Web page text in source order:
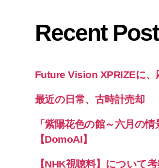
Recent
Future Vision XPRIZEに
最近の日常、古時計売却
「紫陽花色の館～六月の
【DomoAI】
【NHK視聴料】について